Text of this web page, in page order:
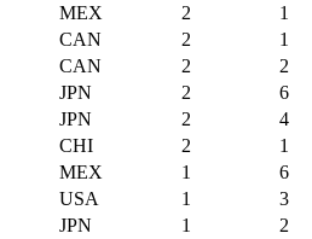
MEX 2
1
CAN 2
1
CAN 2
2
JPN 2
6
JPN 2
4
CHI 2
1
MEX 1
6
USA 1
3
JPN 1
2